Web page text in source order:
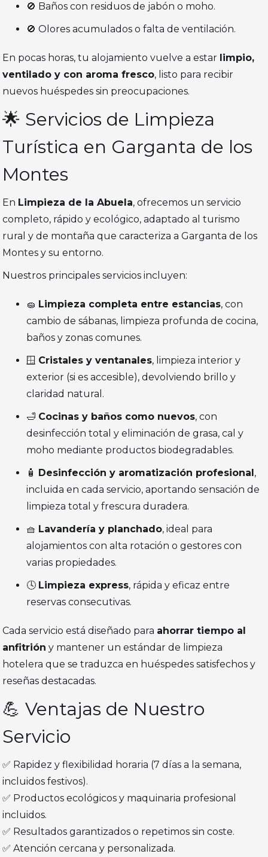
🚫 Baños con residuos de jabón o moho.
🚫 Olores acumulados o falta de ventilación.
En pocas horas, tu alojamiento vuelve a estar limpio,
ventilado y con aroma fresco, listo para recibir
nuevos huéspedes sin preocupaciones.
🌟 Servicios de Limpieza
Turística en Garganta de los
Montes
En Limpieza de la Abuela, ofrecemos un servicio
completo, rápido y ecológico, adaptado al turismo
rural y de montaña que caracteriza a Garganta de los
Montes y su entorno.
Nuestros principales servicios incluyen:
🧽 Limpieza completa entre estancias, con
cambio de sábanas, limpieza profunda de cocina,
baños y zonas comunes.
🪟 Cristales y ventanales, limpieza interior y
exterior (si es accesible), devolviendo brillo y
claridad natural.
🛁 Cocinas y baños como nuevos, con
desinfección total y eliminación de grasa, cal y
moho mediante productos biodegradables.
🧴
Desinfección y aromatización profesional ,
incluida en cada servicio, aportando sensación de
limpieza total y frescura duradera.
🧺 Lavandería y planchado, ideal para
alojamientos con alta rotación o gestores con
varias propiedades.
🕓 Limpieza express, rápida y eficaz entre
reservas consecutivas.
Cada servicio está diseñado para ahorrar tiempo al
anfitrión y mantener un estándar de limpieza
hotelera que se traduzca en huéspedes satisfechos y
reseñas destacadas.
💪 Ventajas de Nuestro
Servicio
✅ Rapidez y flexibilidad horaria (7 días a la semana,
incluidos festivos).
✅ Productos ecológicos y maquinaria profesional
incluidos.
✅ Resultados garantizados o repetimos sin coste.
✅ Atención cercana y personalizada.